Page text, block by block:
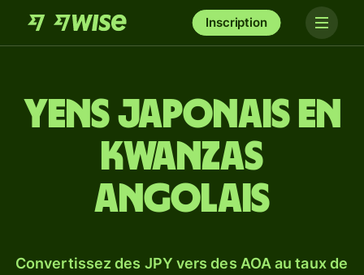
Inscription
Yens japonais en
kwanzas
angolais
Convertissez des JPY vers des AOA au taux de